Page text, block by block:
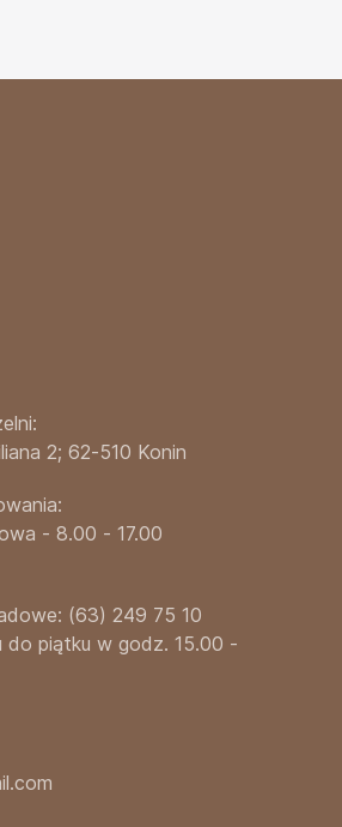
2; 62-510 Konin
- 8.00 - 17.00
(63) 249 75 10
do piątku w godz. 15.00 -